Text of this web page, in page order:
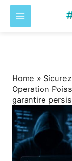
Home »
Operation
garantire